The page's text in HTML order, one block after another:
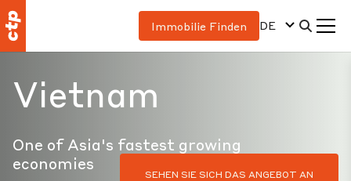
Immobilie Finden DE
Vietnam
One of Asia's fastest growing
economies
SEHEN SIE SICH DAS ANGEBOT AN